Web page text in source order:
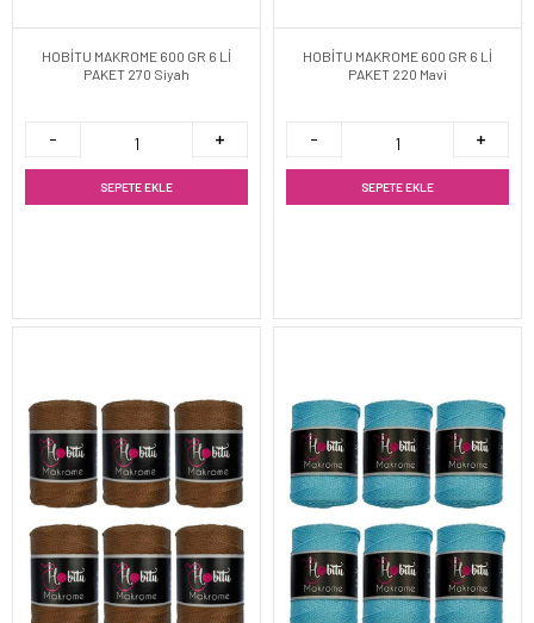
HOBİTU MAKROME 600 GR 6 Lİ
PAKET 270 Siyah
SEPETE EKLE
HOBİTU MAKROME 600 GR 6 Lİ
PAKET 220 Mavi
SEPETE EKLE